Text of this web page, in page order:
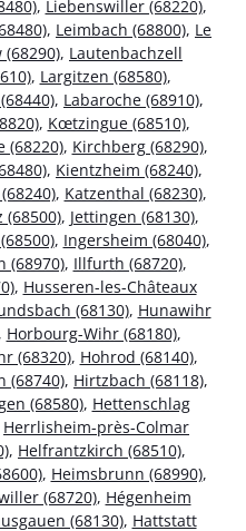
, Liebenswiller (68220),
, Leimbach (68800), Le
(68290), Lautenbachzell
, Largitzen (68580),
, Labaroche (68910),
, Kœtzingue (68510),
(68220), Kirchberg (68290),
, Kientzheim (68240),
, Katzenthal (68230),
(68500), Jettingen (68130),
, Ingersheim (68040),
(68970), Illfurth (68720),
, Husseren-les-Châteaux
(68130), Hunawihr
Horbourg-Wihr (68180),
(68320), Hohrod (68140),
(68740), Hirtzbach (68118),
(68580), Hettenschlag
Herrlisheim-près-Colmar
, Helfrantzkirch (68510),
, Heimsbrunn (68990),
(68720), Hégenheim
(68130), Hattstatt